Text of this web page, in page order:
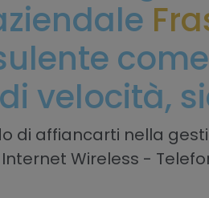
di velocità,
di affiancarti nella
Wireless -